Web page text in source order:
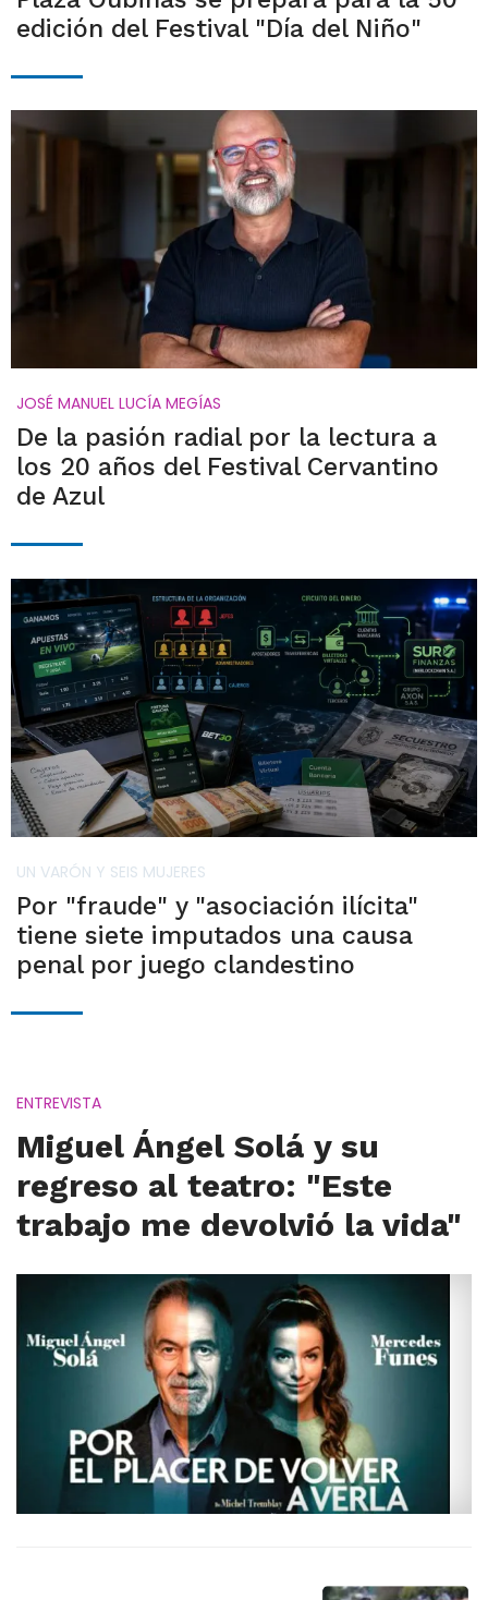
edición del Festival "Día del Niño"
JOSÉ MANUEL LUCÍA MEGÍAS
De la pasión radial por la lectura a
los 20 años del Festival Cervantino
de Azul
UN VARÓN Y SEIS MUJERES
Por "fraude" y "asociación ilícita"
tiene siete imputados una causa
penal por juego clandestino
ENTREVISTA
Miguel Ángel Solá y su
regreso al teatro: "Este
trabajo me devolvió la vida"